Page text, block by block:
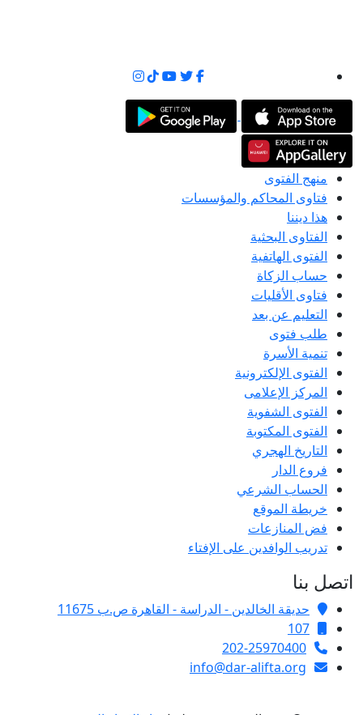
منهج الفتوى
فتاوى المحاكم والمؤسسات
هذا ديننا
الفتاوى البحثية
الفتوى الهاتفية
حساب الزكاة
فتاوى الأقليات
التعليم عن بعد
طلب فتوى
تنمية الأسرة
الفتوى الإلكترونية
المركز الإعلامى
الفتوى الشفوية
الفتوى المكتوبة
التاريخ الهجري
فروع الدار
الحساب الشرعي
خريطة الموقع
فض المنازعات
تدريب الوافدين على الإفتاء
اتصل بنا
حديقة الخالدين - الدراسة - القاهرة ص.ب 11675
107
202-25970400
info@dar-alifta.org